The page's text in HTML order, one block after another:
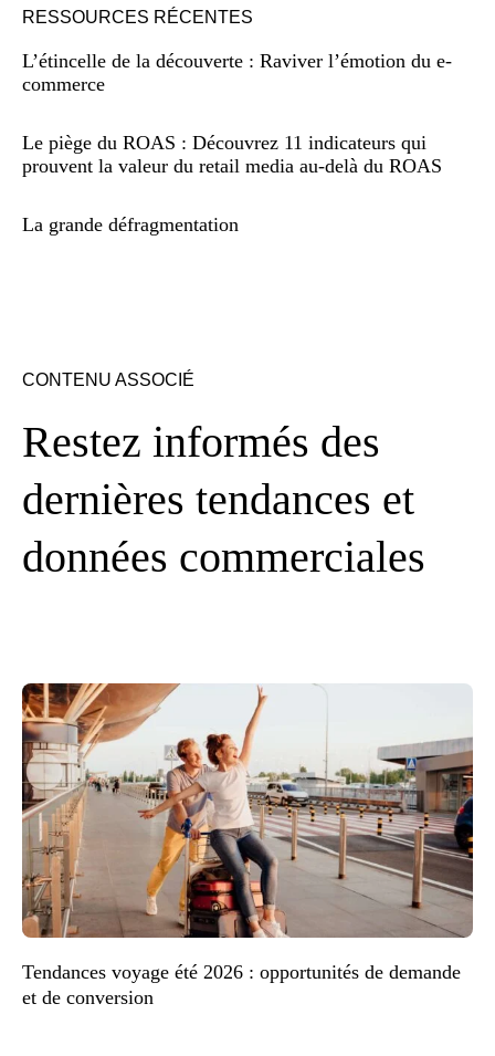
RESSOURCES RÉCENTES
L’étincelle de la découverte : Raviver l’émotion du e-
commerce
Le piège du ROAS : Découvrez 11 indicateurs qui
prouvent la valeur du retail media au-delà du ROAS
La grande défragmentation
CONTENU ASSOCIÉ
Restez informés des
dernières tendances et
données commerciales
Tendances voyage été 2026 : opportunités de demande
et de conversion